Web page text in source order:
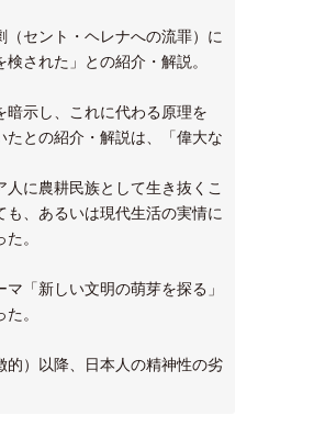
セント・ヘレナへの流罪）に
された」との紹介・解説。
暗示し、これに代わる原理を
たとの紹介・解説は、「偉大な
に農耕民族として生き抜くこ
、あるいは現代生活の実情に
。
「新しい文明の萌芽を探る」
。
）以降、日本人の精神性の劣